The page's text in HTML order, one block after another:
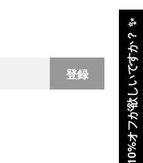
10%オフが欲しいですか？
✨
登録